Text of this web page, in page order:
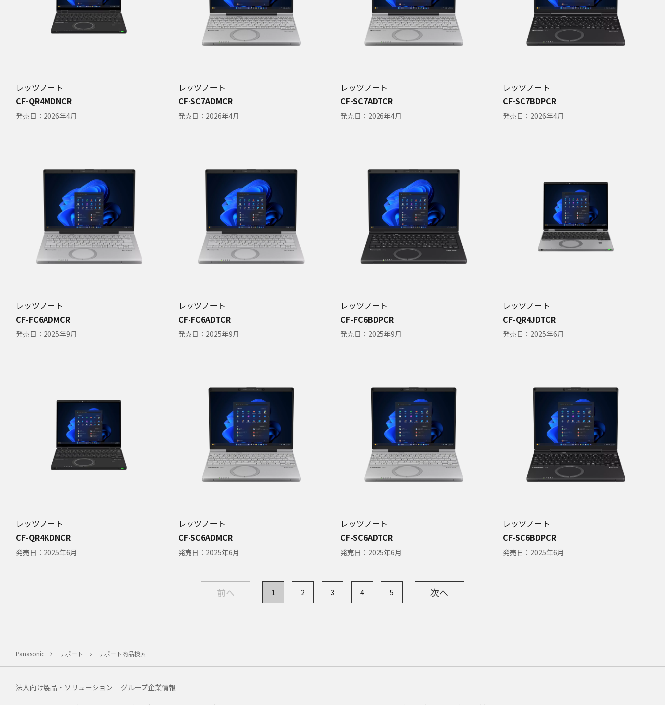
レッツノート
CF-QR4MDNCR
発売日： 2026年4月
レッツノート
CF-SC7ADMCR
発売日： 2026年4月
レッツノート
CF-SC7ADTCR
発売日： 2026年4月
レッツノート
CF-SC7BDPCR
発売日： 2026年4月
レッツノート
CF-FC6ADMCR
発売日： 2025年9月
レッツノート
CF-FC6ADTCR
発売日： 2025年9月
レッツノート
CF-FC6BDPCR
発売日： 2025年9月
レッツノート
CF-QR4JDTCR
発売日： 2025年6月
レッツノート
CF-QR4KDNCR
発売日： 2025年6月
レッツノート
CF-SC6ADMCR
発売日： 2025年6月
レッツノート
CF-SC6ADTCR
発売日： 2025年6月
レッツノート
CF-SC6BDPCR
発売日： 2025年6月
前へ 1 2 3 4 5 次へ
Panasonic サポート サポート商品検索
法人向け製品・ソリューション グループ企業情報